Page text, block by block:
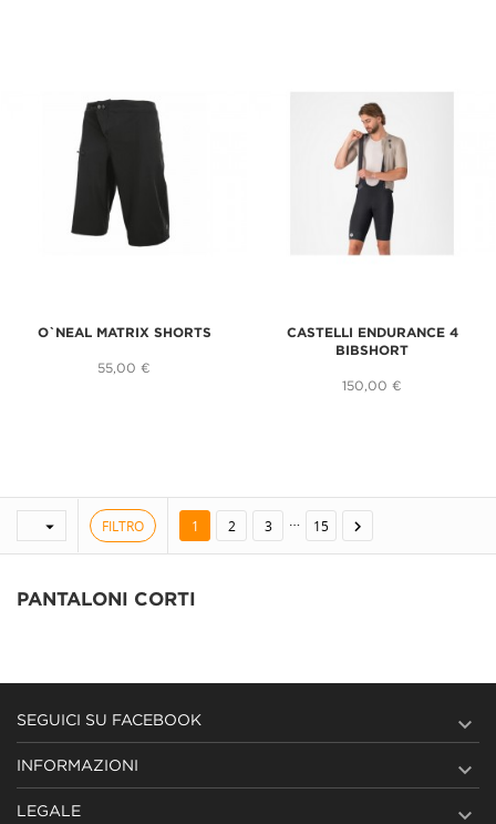
PANTALONI CORTI
O`NEAL MATRIX SHORTS
55,00 €
CASTELLI ENDURANCE 4
BIBSHORT
150,00 €
 FILTRO 1 2 3 … 15 
SEGUICI SU FACEBOOK 
INFORMAZIONI 
LEGALE 